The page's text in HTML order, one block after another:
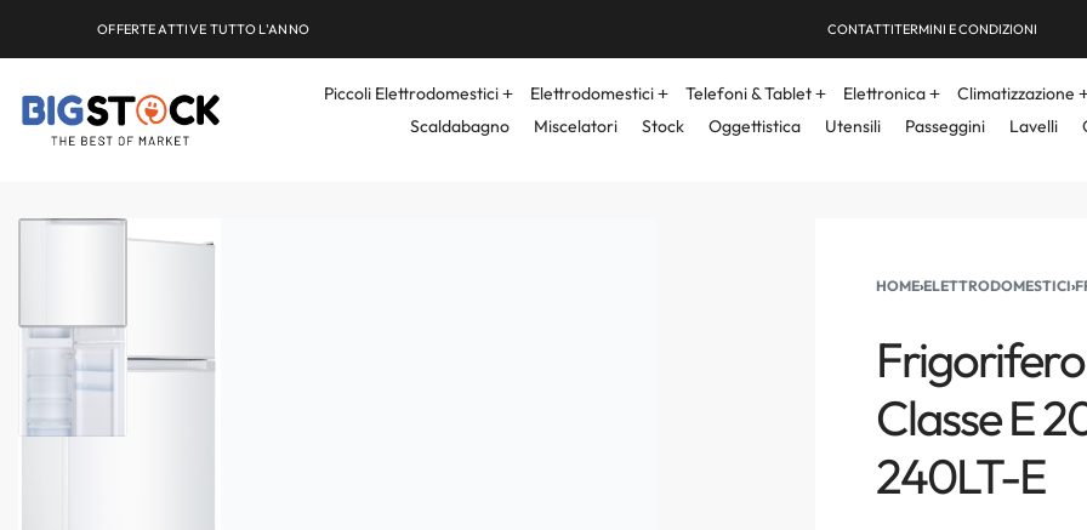
OFFERTE ATTIVE TUTTO L'ANNO CONTATTITERMINI E CONDIZIONI
Piccoli Elettrodomestici Elettrodomestici Telefoni & Tablet Elettronica Climatizzazione
Scaldabagno
Miscelatori Stock Oggettistica Utensili Passeggini Lavelli
HOME›ELETTRODOMESTICI›
Classe E
240LT-E